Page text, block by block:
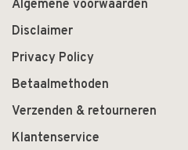
Algemene voorwaarden
Disclaimer
Privacy Policy
Betaalmethoden
Verzenden & retourneren
Klantenservice